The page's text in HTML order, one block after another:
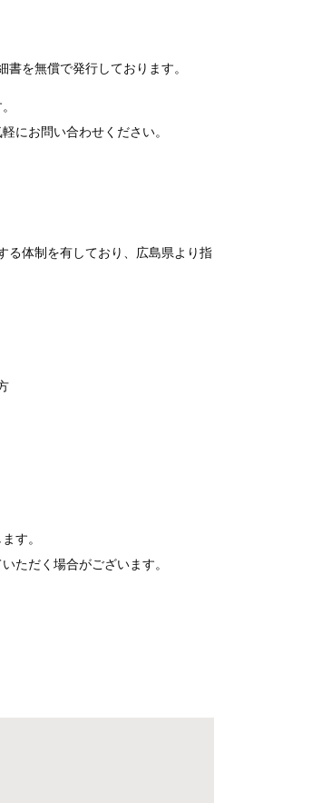
を無償で発行しております。
にお問い合わせください。
る体制を有しており、広島県より指
す。
ただく場合がございます。